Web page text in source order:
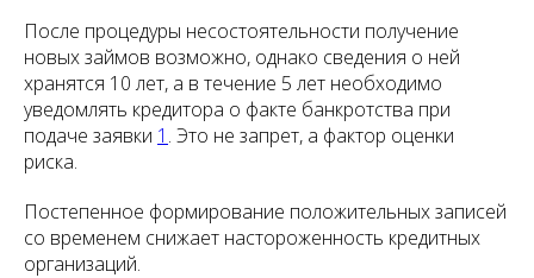
После процедуры несостоятельности получение
новых займов возможно, однако сведения о ней
хранятся 10 лет, а в течение 5 лет необходимо
уведомлять кредитора о факте банкротства при
подаче заявки 1 . Это не запрет, а фактор оценки
риска.
Постепенное формирование положительных записей
со временем снижает настороженность кредитных
организаций.